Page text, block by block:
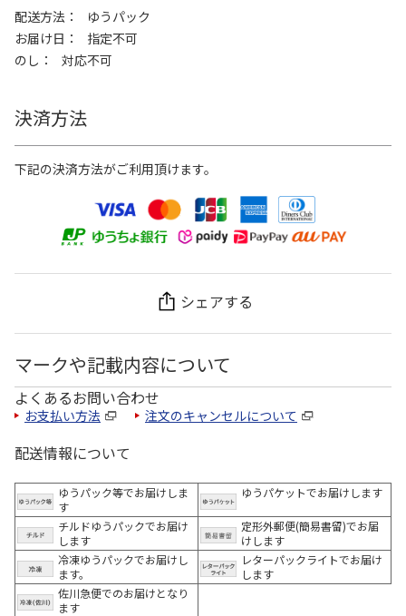
配送方法
ゆうパック
お届け日
指定不可
のし
対応不可
決済方法
下記の決済方法がご利用頂けます。
シェアする
マークや記載内容について
よくあるお問い合わせ
お支払い方法 注文のキャンセルについて
配送情報について
ゆうパック等でお届けしま
す
ゆうパケットでお届けします
チルドゆうパックでお届け
します
定形外郵便(簡易書留)でお届
けします
冷凍ゆうパックでお届けし
ます。
レターパックライトでお届け
します
佐川急便でのお届けとなり
ます